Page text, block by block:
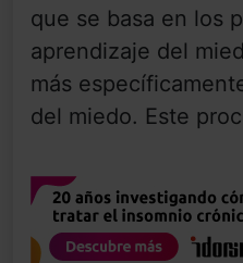
que se basa en los
aprendizaje del
más
del miedo. Este